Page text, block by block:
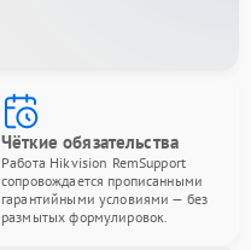
Чёткие обязательства
Работа Hikvision RemSupport
сопровождается прописанными
гарантийными условиями — без
размытых формулировок.